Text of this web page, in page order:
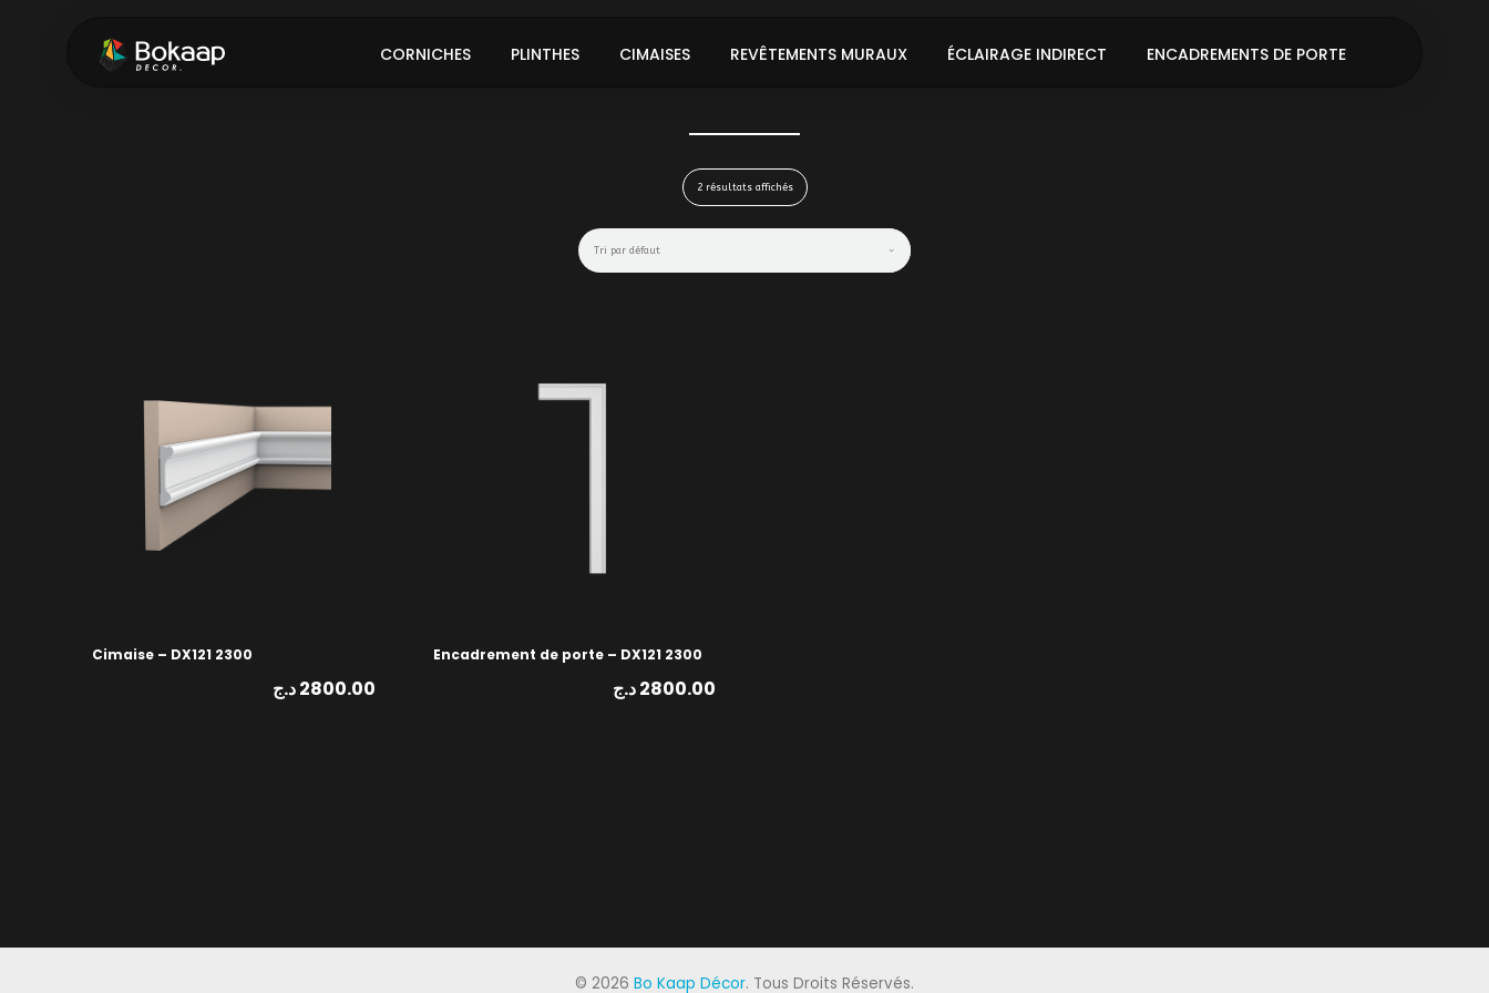
CORNICHES PLINTHES CIMAISES REVÊTEMENTS MURAUX ÉCLAIRAGE INDIRECT ENCADREMENTS DE PORTE
2 résultats affichés
Cimaise – DX121 2300
2800.00د.ج
Encadrement de porte – DX121 2300
2800.00د.ج
© 2026 Bo Kaap Décor. Tous Droits Réservés.